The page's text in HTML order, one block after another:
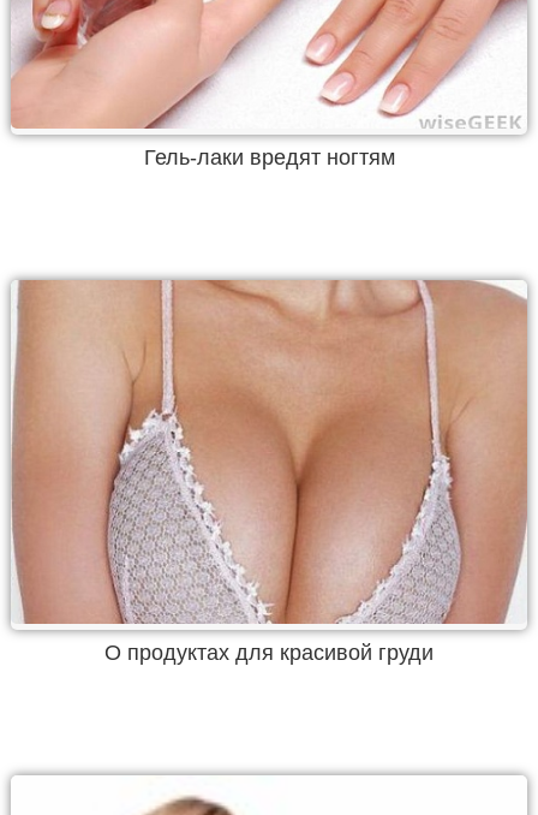
Гель-лаки вредят ногтям
О продуктах для красивой груди